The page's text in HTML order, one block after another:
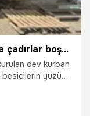
İstanbul Avcılar kurban pazarında çadırlar boşaldı! Arife günü 'bitti' yazıları asıldı
dev kurban
besicilerin yüzü